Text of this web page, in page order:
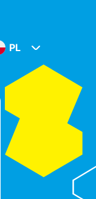
PL